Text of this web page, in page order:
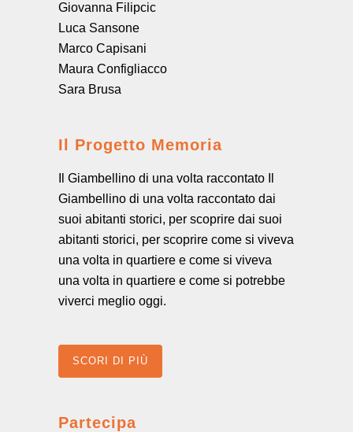
Giovanna Filipcic
Luca Sansone
Marco Capisani
Maura Configliacco
Sara Brusa
Il Progetto Memoria
Il Giambellino di una volta raccontato Il
Giambellino di una volta raccontato dai
suoi abitanti storici, per scoprire dai suoi
abitanti storici, per scoprire come si viveva
una volta in quartiere e come si viveva
una volta in quartiere e come si potrebbe
viverci meglio oggi.
SCORI DI PIÙ
Partecipa